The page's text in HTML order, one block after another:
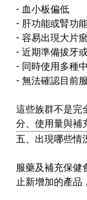
- 血小板偏低
- 肝功能或腎功
- 容易出現大片
- 近期準備拔牙
- 同時使用多種
- 無法確認目前
這些族群不是完
分、使用量與補
五、出現哪些情
服藥及補充保健
止新增加的產品